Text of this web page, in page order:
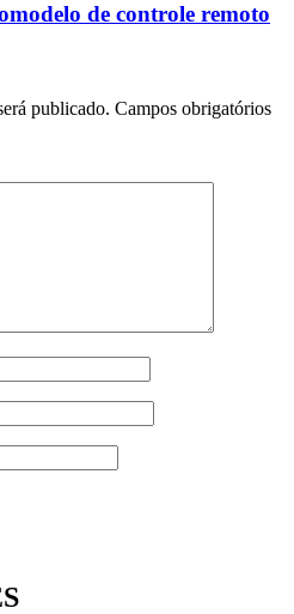
de controle remoto
publicado. Campos obrigatórios